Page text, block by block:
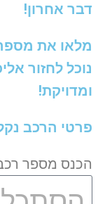
דבר אחרון!
מלאו את
נוכל לחזור
ומדויקת!
פרטי הרכב
הכנס מספר